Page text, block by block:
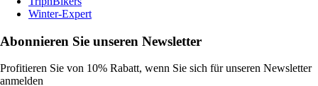
Winter-Expert
Abonnieren Sie unseren Newsletter
Profitieren Sie von 10% Rabatt, wenn Sie sich für unseren Newsletter
anmelden